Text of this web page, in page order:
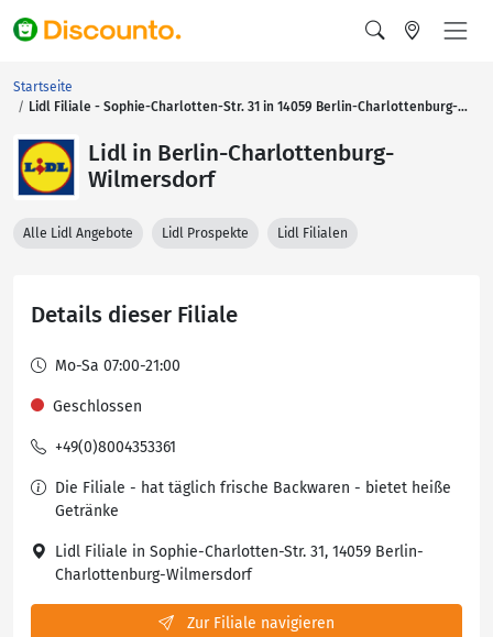
Startseite
Lidl Filiale - Sophie-Charlotten-Str. 31 in 14059 Berlin-Charlottenburg-
Lidl in Berlin-Charlottenburg-
Wilmersdorf
Alle Lidl Angebote Lidl Prospekte Lidl Filialen
Details dieser Filiale
Mo-Sa 07:00-21:00
Geschlossen
+49(0)8004353361
Die Filiale - hat täglich frische Backwaren - bietet heiße
Getränke
Lidl Filiale in Sophie-Charlotten-Str. 31, 14059 Berlin-
Charlottenburg-Wilmersdorf
Zur Filiale navigieren